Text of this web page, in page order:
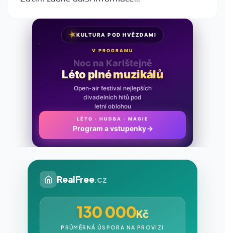
★KULTURA POD HVĚZDAMI
V PROGRAMU
Noc na Karlštejně
Léto plné muzikálů
Open-air festival nejlepších
divadelních hitů pod
letní oblohou
LÉTO · HUDBA · MAGIE
Program a vstupenky→
RealFree.cz
130 000Kč
PRŮMĚRNÁ ÚSPORA NA PROVIZI